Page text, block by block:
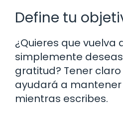
Define tu
¿Quieres que vuelva
simplemente
gratitud? Tener
ayudará a
mientras escribes.